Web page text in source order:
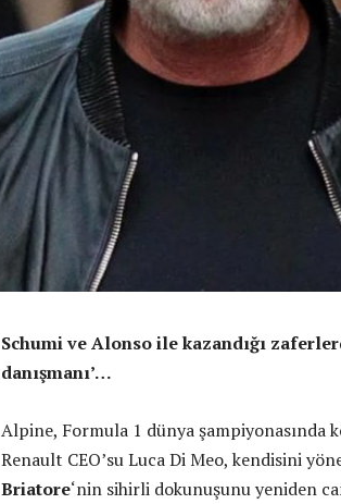
Schumi ve Alonso ile kazandığı
danışmanı’…
Alpine, Formula 1 dünya şampiyonasında
Renault CEO’su Luca Di Meo, kendisini
Briatore‘nin sihirli dokunuşunu yeniden